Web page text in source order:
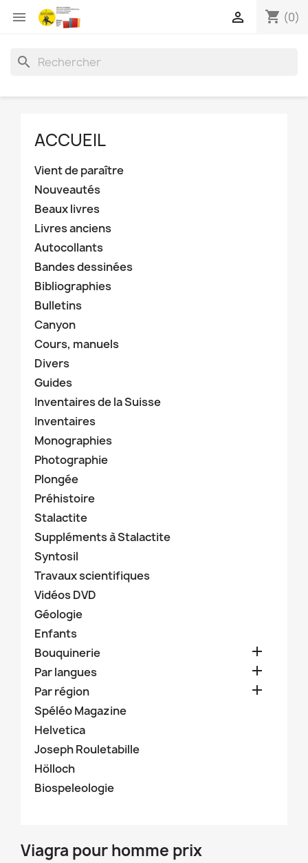
 shopping_cart (0)

search
ACCUEIL
Vient de paraître
Nouveautés
Beaux livres
Livres anciens
Autocollants
Bandes dessinées
Bibliographies
Bulletins
Canyon
Cours, manuels
Divers
Guides
Inventaires de la Suisse
Inventaires
Monographies
Photographie
Plongée
Préhistoire
Stalactite
Suppléments à Stalactite
Syntosil
Travaux scientifiques
Vidéos DVD
Géologie
Enfants
Bouquinerie

Par langues 
Par région 
Spéléo Magazine
Helvetica
Joseph Rouletabille
Hölloch
Biospeleologie
Viagra pour homme prix